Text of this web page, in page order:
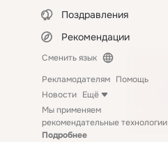
Поздравления
Рекомендации
Сменить язык
Рекламодателям Помощь
Новости Ещё
Мы применяем
рекомендательные технологии
Подробнее